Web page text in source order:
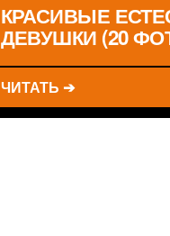
КРАСИВЫЕ
ДЕВУШКИ (20
ЧИТАТЬ ➔